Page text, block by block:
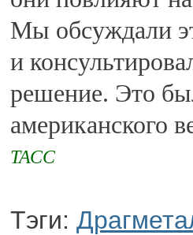
Мы обсуждали
и
решение. Это
американского
ТАСС
Тэги: